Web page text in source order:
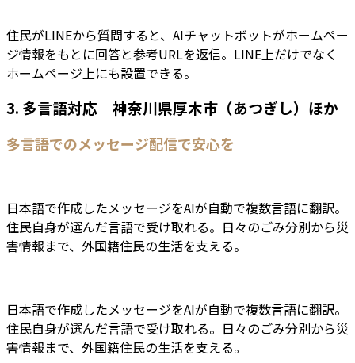
住民がLINEから質問すると、AIチャットボットがホームペー
ジ情報をもとに回答と参考URLを返信。LINE上だけでなく
ホームページ上にも設置できる。
3. 多言語対応｜神奈川県厚木市（あつぎし）ほか
多言語でのメッセージ配信で安心を
日本語で作成したメッセージをAIが自動で複数言語に翻訳。
住民自身が選んだ言語で受け取れる。日々のごみ分別から災
害情報まで、外国籍住民の生活を支える。
日本語で作成したメッセージをAIが自動で複数言語に翻訳。
住民自身が選んだ言語で受け取れる。日々のごみ分別から災
害情報まで、外国籍住民の生活を支える。